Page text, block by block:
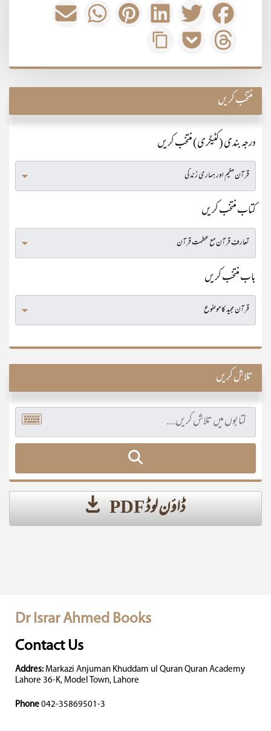
منتخب کریں
درجہ بندی (کٹیگری) منتخب کریں
کتاب منتخب کریں
باب منتخب کریں
تلاش کریں
ڈاؤن لوڈ PDF
Dr Israr Ahmed Books
Contact Us
Addres: Markazi Anjuman Khuddam ul Quran Quran Academy
Lahore 36-K, Model Town, Lahore
Phone 042-35869501-3